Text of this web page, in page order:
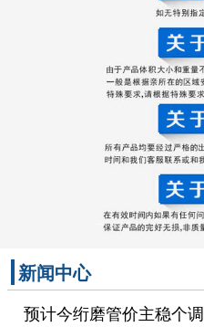
新闻中心
预计今绗磨管价主稳个调